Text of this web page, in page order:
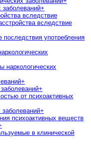
заболеваний+
вследствие
вследствие
последствия употребления
наркологических
+
+
от психоактивных
заболеваний+
психоактивных веществ
в клинической